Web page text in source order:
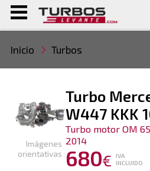
Inicio Turbos
Turbo
W447 KKK
Turbo motor OM
2014
680€
IVA
INCLUIDO
Imágenes
orientativas